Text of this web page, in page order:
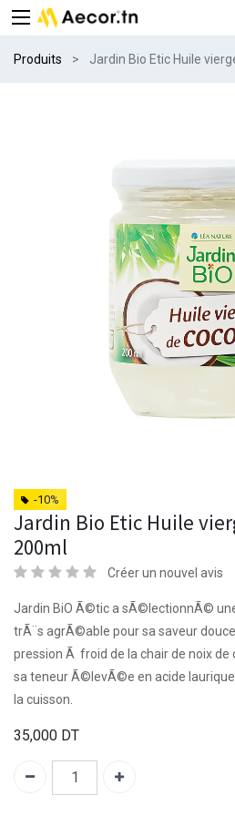
Produits Jardin Bio Etic Huile
-10%
Jardin Bio Etic Huile
200ml
Créer un nouvel avis
Jardin BiO Ã©tic a sÃ©lectionnÃ©
trÃ¨s agrÃ©able pour sa saveur
pression Ã froid de la chair de noix
sa teneur Ã©levÃ©e en acide
la cuisson.
35,000 DT